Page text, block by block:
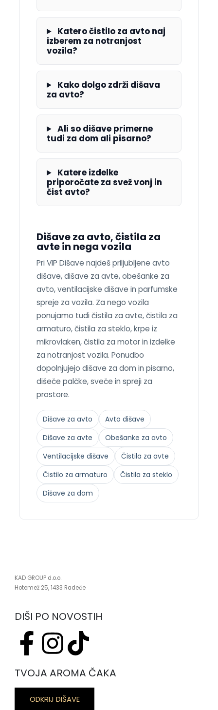
Katero čistilo za avto naj
izberem za notranjost
vozila?
Kako dolgo zdrži dišava
za avto?
Ali so dišave primerne
tudi za dom ali pisarno?
Katere izdelke
priporočate za svež vonj in
čist avto?
Dišave za avto, čistila za
avte in nega vozila
Pri VIP Dišave najdeš priljubljene avto
dišave, dišave za avte, obešanke za
avto, ventilacijske dišave in parfumske
spreje za vozila. Za nego vozila
ponujamo tudi čistila za avte, čistila za
armaturo, čistila za steklo, krpe iz
mikrovlaken, čistila za motor in izdelke
za notranjost vozila. Ponudbo
dopolnjujejo dišave za dom in pisarno,
dišeče palčke, sveče in spreji za
prostore.
Dišave za avto
Avto dišave
Dišave za avte
Obešanke za avto
Ventilacijske dišave
Čistila za avte
Čistilo za armaturo
Čistila za steklo
Dišave za dom
KAD GROUP d.o.o.
Hotemež 25, 1433 Radeče
DIŠI PO NOVOSTIH
TVOJA AROMA ČAKA
ODKRIJ DIŠAVE